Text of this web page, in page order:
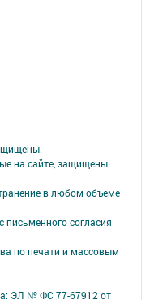
на сайте, защищены
в любом объеме
согласия
по печати и массовым
ЭЛ № ФС 77-67912 от